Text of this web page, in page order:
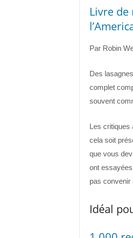
Livre
Par Robin
Des
complet
souvent
Les critiques
cela soit
que vous
ont
pas convenir
Idéal